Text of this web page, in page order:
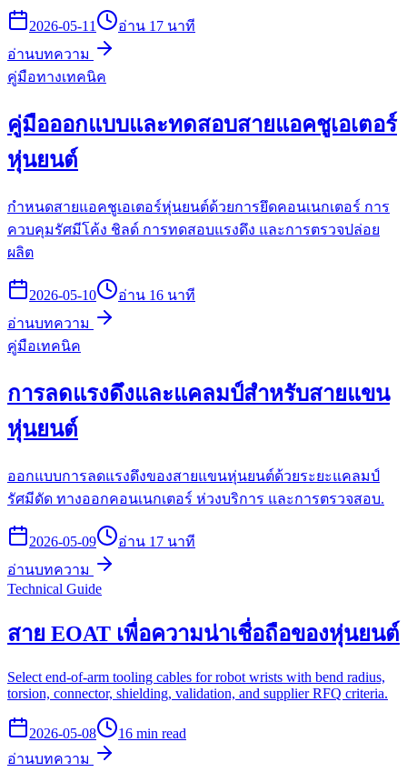
2026-05-11
อ่าน 17 นาที
อ่านบทความ
คู่มือทางเทคนิค
คู่มือออกแบบและทดสอบสายแอคชูเอเตอร์
หุ่นยนต์
กำหนดสายแอคชูเอเตอร์หุ่นยนต์ด้วยการยึดคอนเนกเตอร์ การ
ควบคุมรัศมีโค้ง ชิลด์ การทดสอบแรงดึง และการตรวจปล่อย
ผลิต
2026-05-10
อ่าน 16 นาที
อ่านบทความ
คู่มือเทคนิค
การลดแรงดึงและแคลมป์สำหรับสายแขน
หุ่นยนต์
ออกแบบการลดแรงดึงของสายแขนหุ่นยนต์ด้วยระยะแคลมป์
รัศมีดัด ทางออกคอนเนกเตอร์ ห่วงบริการ และการตรวจสอบ.
2026-05-09
อ่าน 17 นาที
อ่านบทความ
Technical Guide
สาย EOAT เพื่อความน่าเชื่อถือของหุ่นยนต์
Select end-of-arm tooling cables for robot wrists with bend radius,
torsion, connector, shielding, validation, and supplier RFQ criteria.
2026-05-08
16 min read
อ่านบทความ